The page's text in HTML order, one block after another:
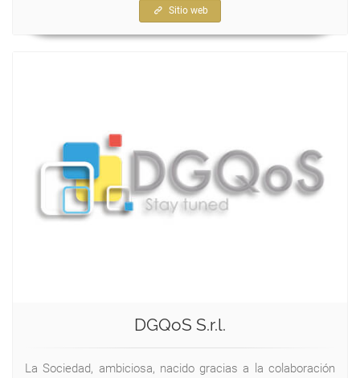
Sitio web
DGQoS S.r.l.
La Sociedad, ambiciosa, nacido gracias a la colaboración